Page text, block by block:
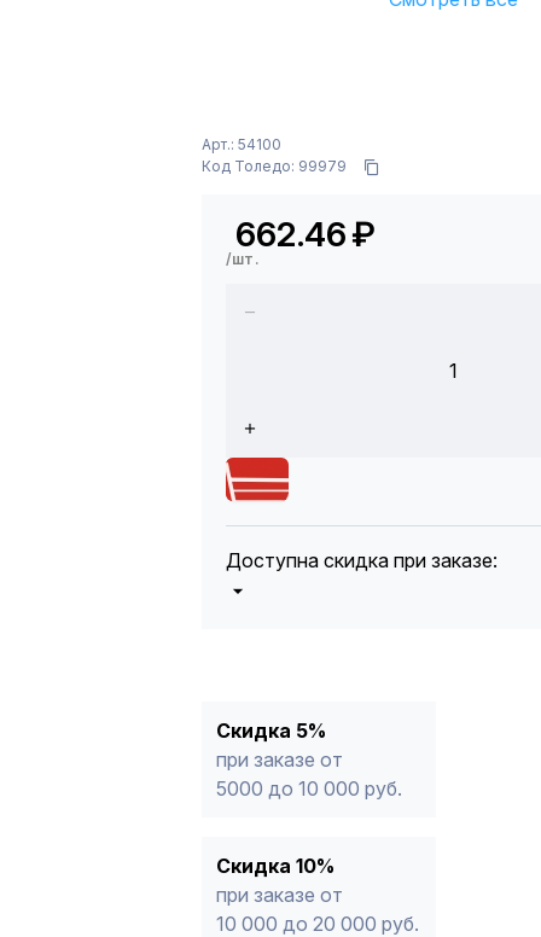
Арт.: 54100
Код Толедо: 99979
662.46₽
/шт.
1
Доступна скидка при заказе:
* -Для заказов, состоящих
продукции, максимальная скидка
Скидка 5%
при заказе от
5000 до 10 000 руб.
Скидка 10%
при заказе от
10 000 до 20 000 руб.